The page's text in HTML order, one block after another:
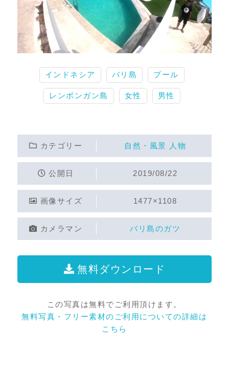
インドネシア バリ島 プール
レンボンガン島 女性 男性
カテゴリー 自然・風景 人物
公開日 2019/08/22
画像サイズ 1477×1108
カメラマン バリ島のガツ
無料ダウンロード
この写真は無料でご利用頂けます。
無料写真・フリー素材のご利用についての詳細は
こちら